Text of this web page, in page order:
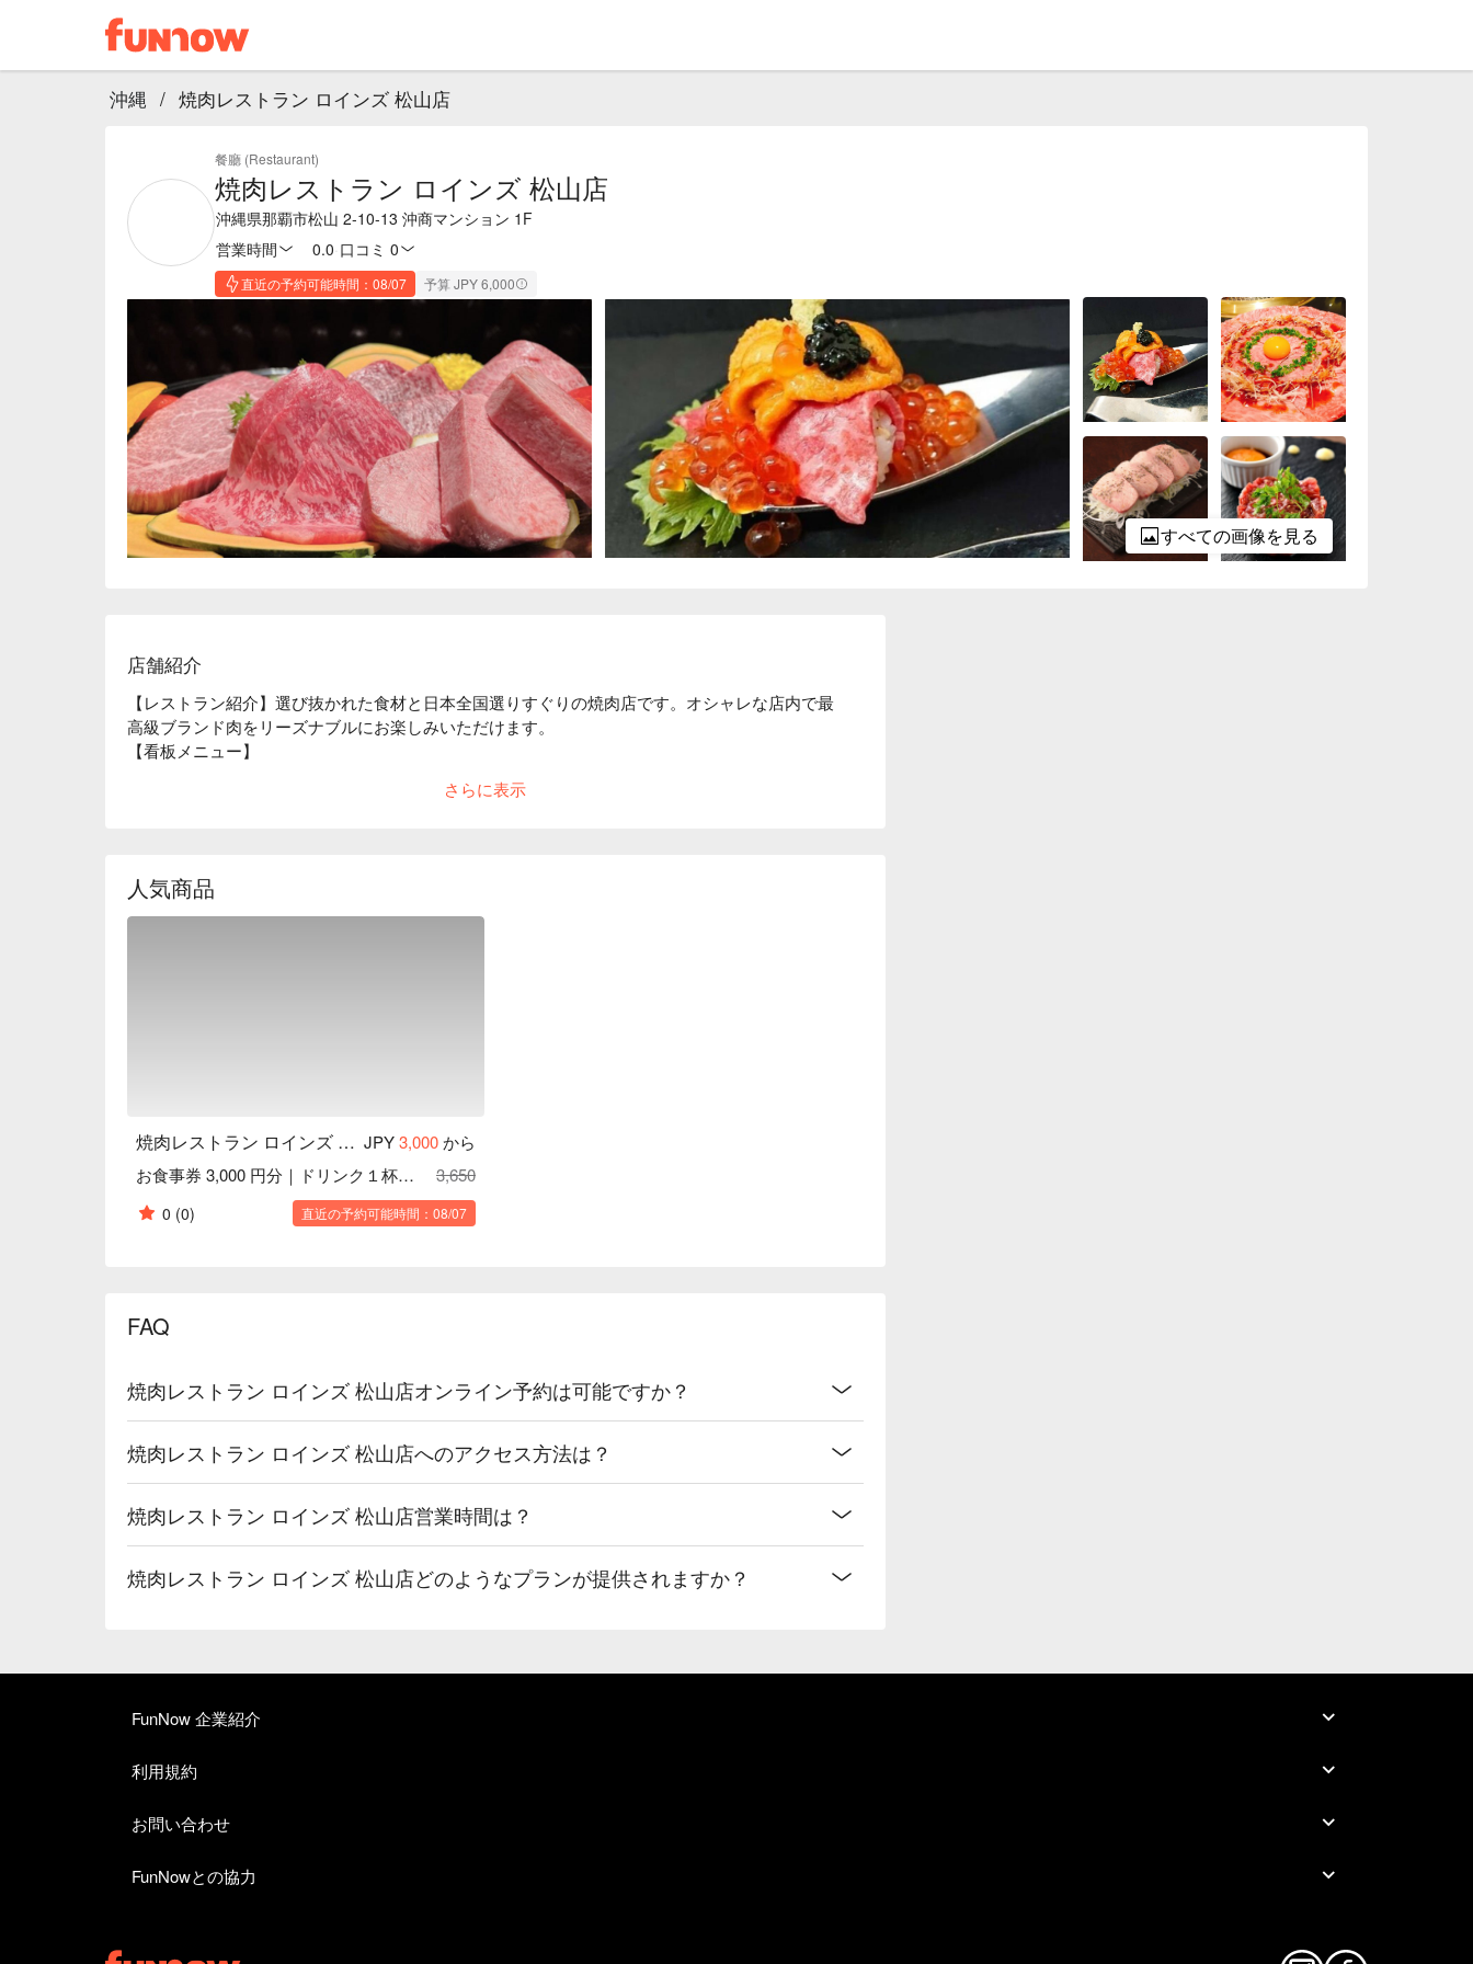
沖縄 / 焼肉レストラン ロインズ 松山店
餐廳 (Restaurant)
焼肉レストラン ロインズ 松山店
沖縄県那覇市松山 2-10-13 沖商マンション 1F
営業時間
0.0 口コミ 0
直近の予約可能時間：08/07 予算 JPY 6,000
すべての画像を見る
店舗紹介
【レストラン紹介】選び抜かれた食材と日本全国選りすぐりの焼肉店です。オシャレな店内で最
高級ブランド肉をリーズナブルにお楽しみいただけます。
【看板メニュー】
っております。
さらに表示
人気商品
焼肉レストラン ロインズ 松山店 JPY3,000から
お食事券 3,000 円分｜ドリンク１杯サービス
3,650
0 (0) 直近の予約可能時間：08/07
FAQ
焼肉レストラン ロインズ 松山店オンライン予約は可能ですか？
焼肉レストラン ロインズ 松山店へのアクセス方法は？
焼肉レストラン ロインズ 松山店営業時間は？
焼肉レストラン ロインズ 松山店どのようなプランが提供されますか？
FunNow 企業紹介
利用規約
お問い合わせ
FunNowとの協力